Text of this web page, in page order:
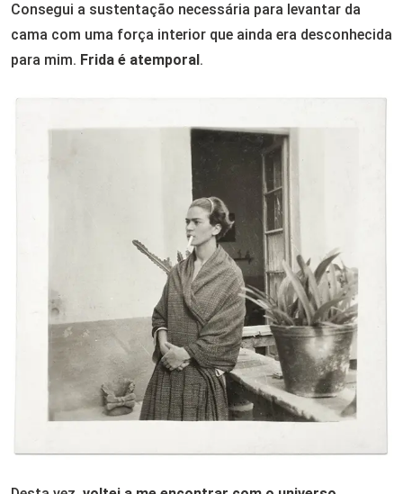
Consegui a sustentação necessária para levantar da
cama com uma força interior que ainda era desconhecida
para mim. Frida é atemporal.